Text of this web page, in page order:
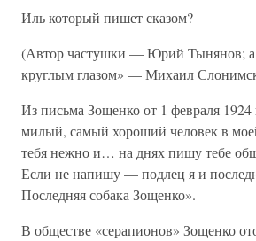
Иль который пишет сказом?
(Автор частушки — Юрий Тынянов; а
круглым глазом» — Михаил
Из письма Зощенко от 1 февраля
милый, самый хороший человек в
тебя нежно и… на днях пишу тебе
Если не напишу — подлец я и
Последняя собака Зощенко».
В обществе «серапионов» Зощенко